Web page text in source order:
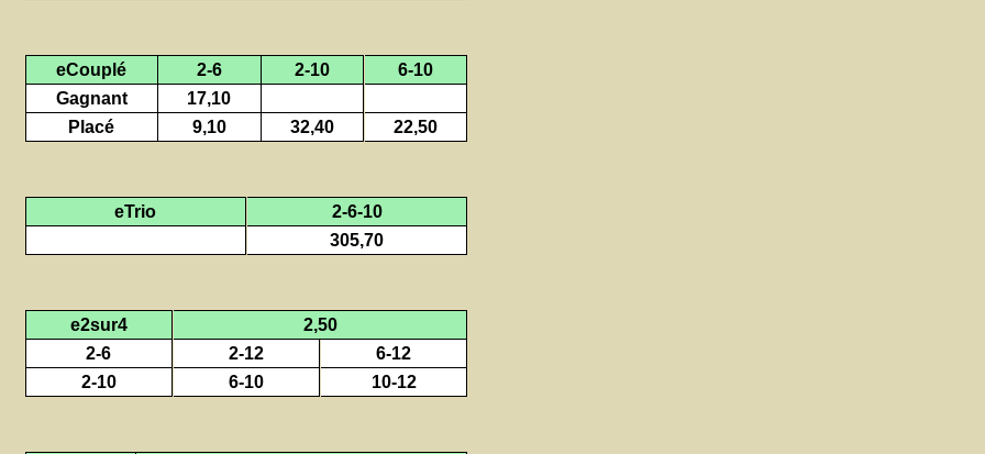
eCouplé 2-6 2-10
6-10
Gagnant
17,10
Placé
9,10 32,40 22,50
eTrio
2-6-10
305,70
e2sur4
2,50
2-6
2-12
6-12
2-10
6-10 10-12